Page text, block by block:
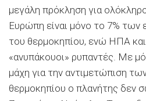
μεγάλη πρόκληση για
Ευρώπη είναι μόνο το 7% των
του θερμοκηπίου, ενώ ΗΠΑ και
«ανυπάκουοι» ρυπαντές. Με
μάχη για την αντιμετώπιση
θερμοκηπίου ο πλανήτης δεν